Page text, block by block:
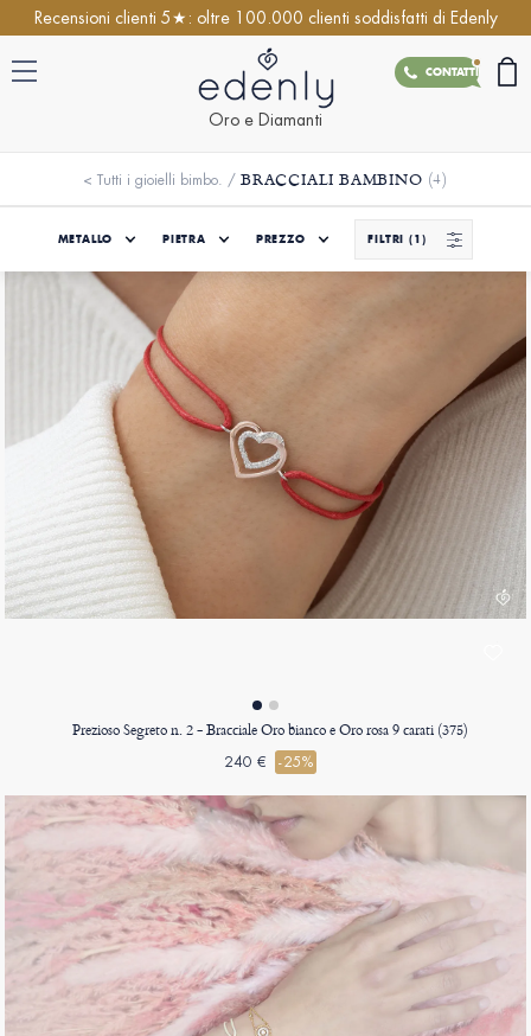
Recensioni clienti 5★: oltre 100.000 clienti soddisfatti di Edenly
CONTATTI
Oro e Diamanti
<Tutti i gioielli bimbo. /BRACCIALI BAMBINO (4)
METALLO PIETRA PREZZO FILTRI (1)
Prezioso Segreto n. 2 - Bracciale Oro bianco e Oro rosa 9 carati (375)
240 € -25%